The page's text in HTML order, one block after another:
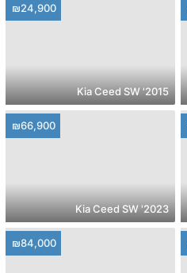
₪24,900
2015' Kia Ceed SW
₪66,900
2023' Kia Ceed SW
₪84,000